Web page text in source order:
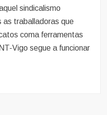
sindicalismo
as traballadoras que
coma ferramentas
Vigo segue a funcionar